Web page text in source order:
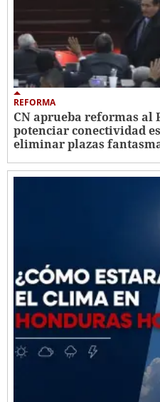
REFORMA
CN aprueba reformas al
potenciar conectividad
eliminar plazas